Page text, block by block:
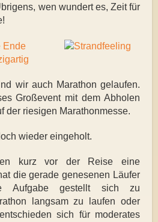
wen wundert es, Zeit für
wir auch Marathon gelaufen.
Großevent mit dem Abholen
der riesigen Marathonmesse.
wieder eingeholt.
kurz vor der Reise eine
die gerade genesenen Läufer
Aufgabe gestellt sich zu
langsam zu laufen oder
sich für moderates